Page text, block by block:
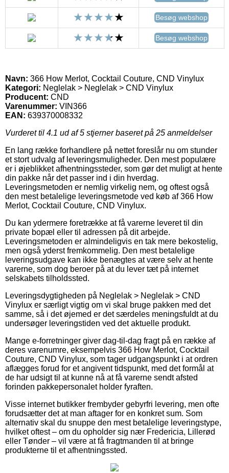
Besøg webshop
Besøg webshop
Navn: 366 How Merlot, Cocktail Couture, CND Vinylux
Kategori: Neglelak > Neglelak > CND Vinylux
Producent: CND
Varenummer: VIN366
EAN: 639370008332
Vurderet til 4.1 ud af 5 stjerner baseret på 25 anmeldelser
En lang række forhandlere på nettet foreslår nu om stunder
et stort udvalg af leveringsmuligheder. Den mest populære
er i øjeblikket afhentningssteder, som gør det muligt at hente
din pakke når det passer ind i din hverdag.
Leveringsmetoden er nemlig virkelig nem, og oftest også
den mest betalelige leveringsmetode ved køb af 366 How
Merlot, Cocktail Couture, CND Vinylux.
Du kan ydermere foretrække at få varerne leveret til din
private bopæl eller til adressen på dit arbejde.
Leveringsmetoden er almindeligvis en tak mere bekostelig,
men også yderst fremkommelig. Den mest betalelige
leveringsudgave kan ikke benægtes at være selv at hente
varerne, som dog beroer på at du lever tæt på internet
selskabets tilholdssted.
Leveringsdygtigheden på Neglelak > Neglelak > CND
Vinylux er særligt vigtig om vi skal bruge pakken med det
samme, så i det øjemed er det særdeles meningsfuldt at du
undersøger leveringstiden ved det aktuelle produkt.
Mange e-forretninger giver dag-til-dag fragt på en række af
deres varenumre, eksempelvis 366 How Merlot, Cocktail
Couture, CND Vinylux, som tager udgangspunkt i at ordren
aflægges forud for et angivent tidspunkt, med det formål at
de har udsigt til at kunne nå at få varerne sendt afsted
forinden pakkepersonalet holder fyraften.
Visse internet butikker frembyder gebyrfri levering, men ofte
forudsætter det at man aftager for en konkret sum. Som
alternativ skal du snuppe den mest betalelige leveringstype,
hvilket oftest – om du opholder sig nær Fredericia, Lillerød
eller Tønder – vil være at få fragtmanden til at bringe
produkterne til et afhentningssted.